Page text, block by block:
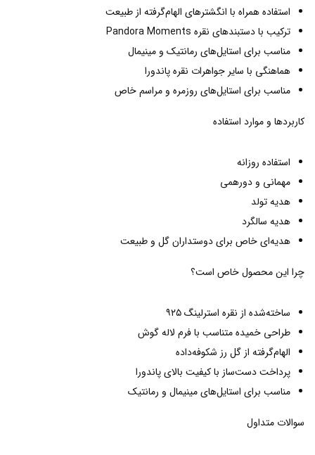
استفاده همراه با انگشترهای الهام‌گرفته از طبیعت
ترکیب با دستبندهای نقره Pandora Moments
مناسب برای استایل‌های رمانتیک و مینیمال
هماهنگی با سایر جواهرات نقره پاندورا
مناسب برای استایل‌های روزمره و مراسم خاص
کاربردها و موارد استفاده
استفاده روزانه
مهمانی و دورهمی
هدیه تولد
هدیه سالگرد
هدیه‌ای خاص برای دوستداران گل و طبیعت
چرا این محصول خاص است؟
ساخته‌شده از نقره استرلینگ ۹۲۵
طراحی خمیده متناسب با فرم لاله گوش
الهام‌گرفته از گل رز شکوفه‌داده
پرداخت دست‌ساز با کیفیت بالای پاندورا
مناسب برای استایل‌های مینیمال و رمانتیک
سوالات متداول